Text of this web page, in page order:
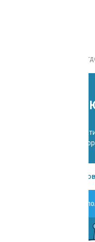
Чат-бот
Осуществляет
объявлений на
Получить